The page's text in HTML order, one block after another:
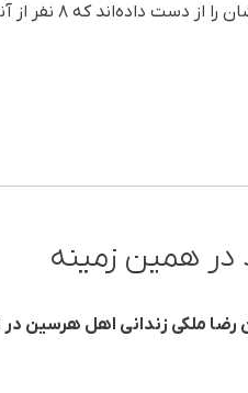
که ۸ نفر از آنها زندانیان کُرد بوده‌اند.
در همین زمینه
رضا ملکی زندانی اهل هرسین